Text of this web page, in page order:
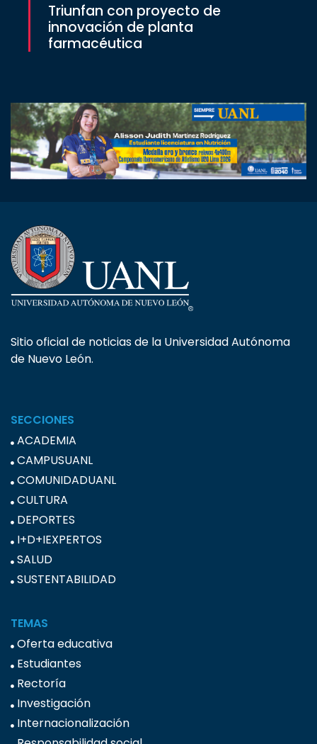
Triunfan con proyecto de
innovación de planta
farmacéutica
Sitio oficial de noticias de la Universidad Autónoma
de Nuevo León.
SECCIONES
ACADEMIA
CAMPUSUANL
COMUNIDADUANL
CULTURA
DEPORTES
I+D+IEXPERTOS
SALUD
SUSTENTABILIDAD
TEMAS
Oferta educativa
Estudiantes
Rectoría
Investigación
Internacionalización